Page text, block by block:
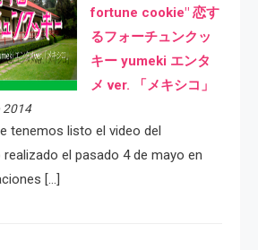
fortune cookie" 恋す
るフォーチュンクッ
キー yumeki エンタ
メ ver. 「メキシコ」
2014
tenemos listo el video del
realizado el pasado 4 de mayo en
[…]